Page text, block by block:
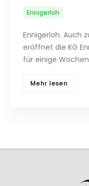
Ennigerloh
Ennigerloh. Auch
eröffnet die KG
für einige
Mehr lesen